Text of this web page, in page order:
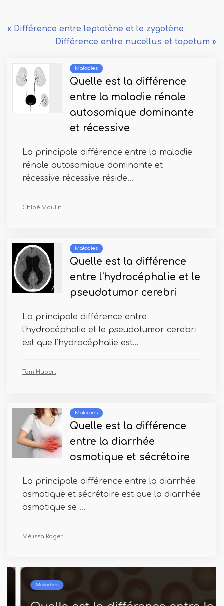
« Différence entre leptotène et le zygotène
Différence entre nucellus et tapetum »
Maladies
Quelle est la différence
entre la maladie rénale
autosomique dominante
et récessive
La principale différence entre la maladie
rénale autosomique dominante et
récessive récessive réside...
Chloé Moulin
Maladies
Quelle est la différence
entre l'hydrocéphalie et le
pseudotumor cerebri
La principale différence entre
l'hydrocéphalie et le pseudotumor cerebri
est que l'hydrocéphalie est...
Tom Hubert
Maladies
Quelle est la différence
entre la diarrhée
osmotique et sécrétoire
La principale différence entre la diarrhée
osmotique et sécrétoire est que la diarrhée
osmotique se ...
Mélissa Roger
Maladies